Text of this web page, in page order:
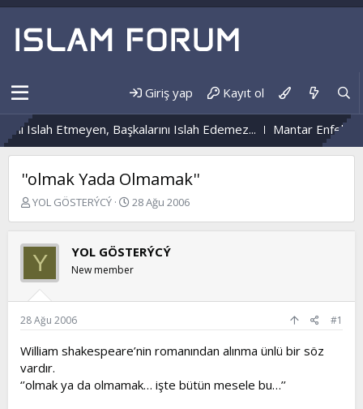
Giriş yap Kayıt ol
Islah Etmeyen, Başkalarını Islah Edemez... Mantar
''olmak Yada Olmamak''
K
b
u
u
b
a
l
t
a
YOL GÖSTERÝCÝ
B
l
a
n
ı
a
h
28 Ağu 2006
Y YOL GÖSTERÝCÝ
New member
28 Ağu 2006 #1
William shakespeare’nin romanından alınma ünlü bir söz
vardır.
‘’olmak ya da olmamak… işte bütün mesele bu…’’